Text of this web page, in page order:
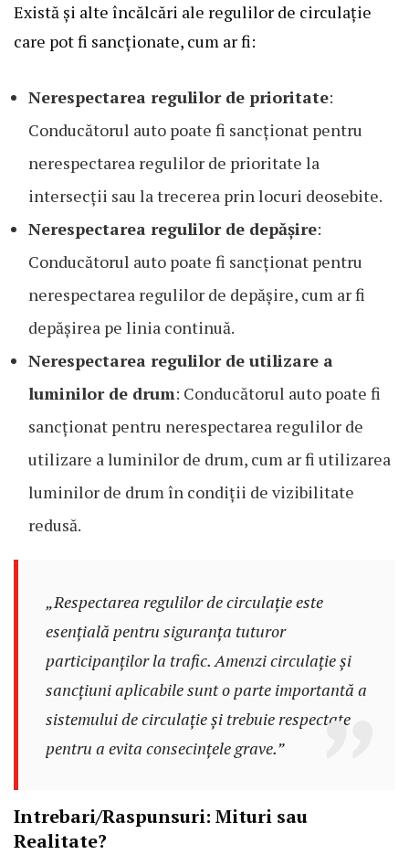
Există și alte încălcări ale regulilor de circulație
care pot fi sancționate, cum ar fi:
Nerespectarea regulilor de prioritate:
Conducătorul auto poate fi sancționat pentru
nerespectarea regulilor de prioritate la
intersecții sau la trecerea prin locuri deosebite.
Nerespectarea regulilor de depășire:
Conducătorul auto poate fi sancționat pentru
nerespectarea regulilor de depășire, cum ar fi
depășirea pe linia continuă.
Nerespectarea regulilor de utilizare a
luminilor de drum: Conducătorul auto poate fi
sancționat pentru nerespectarea regulilor de
utilizare a luminilor de drum, cum ar fi utilizarea
luminilor de drum în condiții de vizibilitate
redusă.
„Respectarea regulilor de circulație este
esențială pentru siguranța tuturor
participanților la trafic. Amenzi circulație și
sancțiuni aplicabile sunt o parte importantă a
sistemului de circulație și trebuie respectate
pentru a evita consecințele grave.”
Intrebari/Raspunsuri: Mituri sau
Realitate?